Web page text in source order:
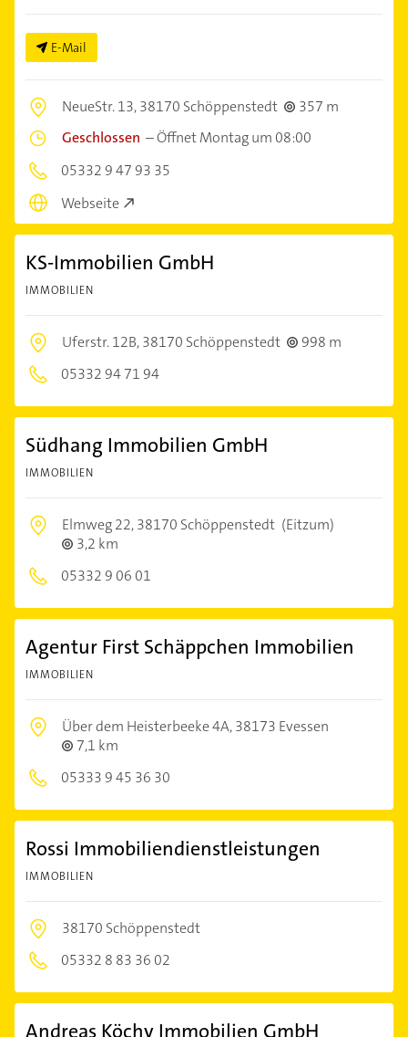
E-Mail
NeueStr. 13,38170 Schöppenstedt
357 m
Geschlossen –Öffnet Montag um 08:00
05332 9 47 93 35
Webseite
KS-Immobilien GmbH
IMMOBILIEN
Uferstr. 12B,38170 Schöppenstedt
998 m
05332 94 71 94
Südhang Immobilien GmbH
IMMOBILIEN
Elmweg 22,38170 Schöppenstedt (Eitzum)
3,2 km
05332 9 06 01
Agentur First Schäppchen Immobilien
IMMOBILIEN
Über dem Heisterbeeke 4A,38173 Evessen
7,1 km
05333 9 45 36 30
Rossi Immobiliendienstleistungen
IMMOBILIEN
38170 Schöppenstedt
05332 8 83 36 02
Andreas Köchy Immobilien GmbH